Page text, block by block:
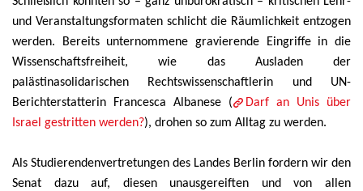
und Veranstaltungsformaten schlicht die Räumlichkeit entzogen
werden. Bereits unternommene gravierende Eingriffe in die
Wissenschaftsfreiheit, wie das Ausladen der
palästinasolidarischen Rechtswissenschaftlerin und UN-
Berichterstatterin Francesca Albanese (
Darf an Unis über
Israel gestritten werden?), drohen so zum Alltag zu werden.
Als Studierendenvertretungen des Landes Berlin fordern wir den
Senat dazu auf, diesen unausgereiften und von allen